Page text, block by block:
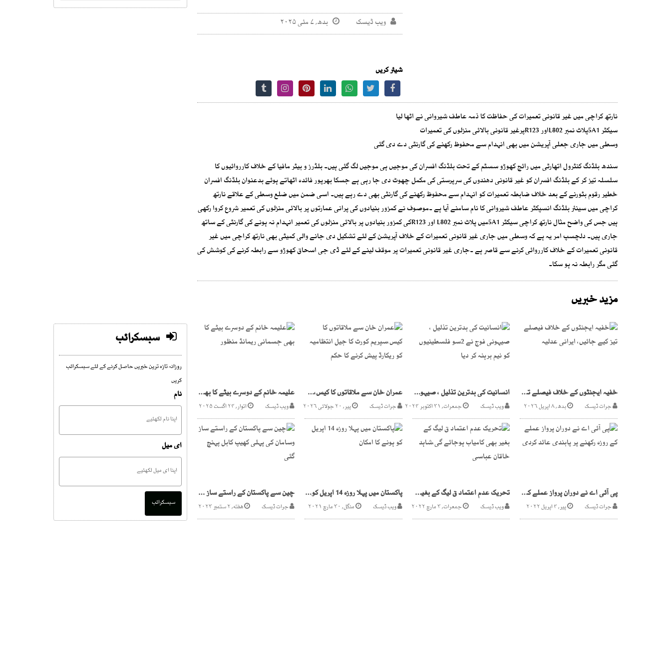
ویب ڈیسک بدھ, ۷ مئی ۲۰۲۵
شیئر کریں
نارتھ کراچی میں غیر قانونی تعمیرات کی حفاظت کا ذمہ عاطف شیروانی نے اٹھا لیا
سیکٹر 5A1پلاٹ نمبر L802اور R123پرغیر قانونی بالائی منزلوں کی تعمیرات
وسطی میں جاری جعلی آپریشن میں بھی انہدام سے محفوظ رکھنے کی گارنٹی دے دی گئی
سندھ بلڈنگ کنٹرول اتھارٹی میں رائج کھوڑو سسٹم کے تحت بلڈنگ افسران کی موجیں ہی موجیں لگ گئی ہیں۔ بلڈرز و بیٹر مافیا کے خلاف کارروائیوں کا
سلسلہ تیز کر کے بلڈنگ افسران کو غیر قانونی دھندوں کی سرپرستی کی مکمل چھوٹ دی جا رہی ہے جسکا بھرپور فائدہ اٹھاتے ہوئے بدعنوان بلڈنگ افسران
خطیر رقوم بٹورنے کے بعد خلاف ضابطہ تعمیرات کو انہدام سے محفوظ رکھنے کی گارنٹی بھی دے رہے ہیں۔ اسی ضمن میں ضلع وسطی کے علاقے نارتھ
کراچی میں سینئر بلڈنگ انسپکٹر عاطف شیروانی کا نام سامنے آیا ہے ۔موصوف نے کمزور بنیادوں کی پرانی عمارتوں پر بالائی منزلوں کی تعمیر شروع کروا رکھی
ہیں جس کی واضح مثال نارتھ کراچی سیکٹر 5A1میں پلاٹ نمبر L802 اور R123کی کمزور بنیادوں پر بالائی منزلوں کی تعمیر انہدام نہ ہونے کی گارنٹی کے ساتھ
جاری ہیں۔ دلچسپ امر یہ ہے کہ وسطی میں جاری غیر قانونی تعمیرات کے خلاف آپریشن کے لئے تشکیل دی جانے والی کمیٹی بھی نارتھ کراچی میں غیر
قانونی تعمیرات کے خلاف کارروائی کرنے سے قاصر ہے ۔جاری غیر قانونی تعمیرات پر موقف لینے کے لئے ڈی جی اسحاق کھوڑو سے رابطہ کرنے کی کوشش کی
گئی مگر رابطہ نہ ہو سکا۔
مزید خبریں
خفیہ ایجنٹوں کے خلاف فیصلے تیز کیے جائیں، ایرانی عدلیہ
جرات ڈیسک بدھ, ۸ اپریل ۲۰۲۶
انسانیت کی بدترین تذلیل ، صیہونی فوج نے 2سو فلسطینیوں کو نیم برہنہ کر دیا
ویب ڈیسک جمعرات, ۳۱ اکتوبر ۲۰۲۴
عمران خان سے ملاقاتوں کا کیس،سپریم کورٹ کا جیل انتظامیہ کو ریکارڈ پیش کرنے کا حکم
جرات ڈیسک پیر, ۲۰ جولائی ۲۰۲۶
علیمہ خانم کے دوسرے بیٹے کا بھی جسمانی ریمانڈ منظور
ویب ڈیسک اتوار, ۲۴ اگست ۲۰۲۵
پی آئی اے نے دوران پرواز عملے کے روزہ رکھنے پر پابندی عائد کردی
جرات ڈیسک پیر, ۴ اپریل ۲۰۲۲
تحریک عدم اعتماد ق لیگ کے بغیر بھی کامیاب ہوجائے گی،شاہد خاقان عباسی
ویب ڈیسک جمعرات, ۳ مارچ ۲۰۲۲
پاکستان میں پہلا روزہ 14 اپریل کو ہونے کا امکان
ویب ڈیسک منگل, ۳۰ مارچ ۲۰۲۱
چین سے پاکستان کے راستے ساز وسامان کی پہلی کھیپ کابل پہنچ گئی
جرات ڈیسک هفته, ۲ ستمبر ۲۰۲۳
سبسکرائب
روزانہ تازہ ترین خبریں حاصل کرنے کے لئے سبسکرائب
کریں
نام
ای میل
سبسکرائب